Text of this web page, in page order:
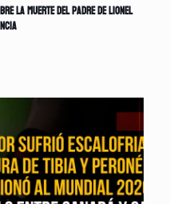
la muerte del padre de Lionel